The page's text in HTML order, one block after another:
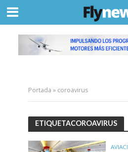
Portada » coroavirus
ETIQUETACOROAVIRUS